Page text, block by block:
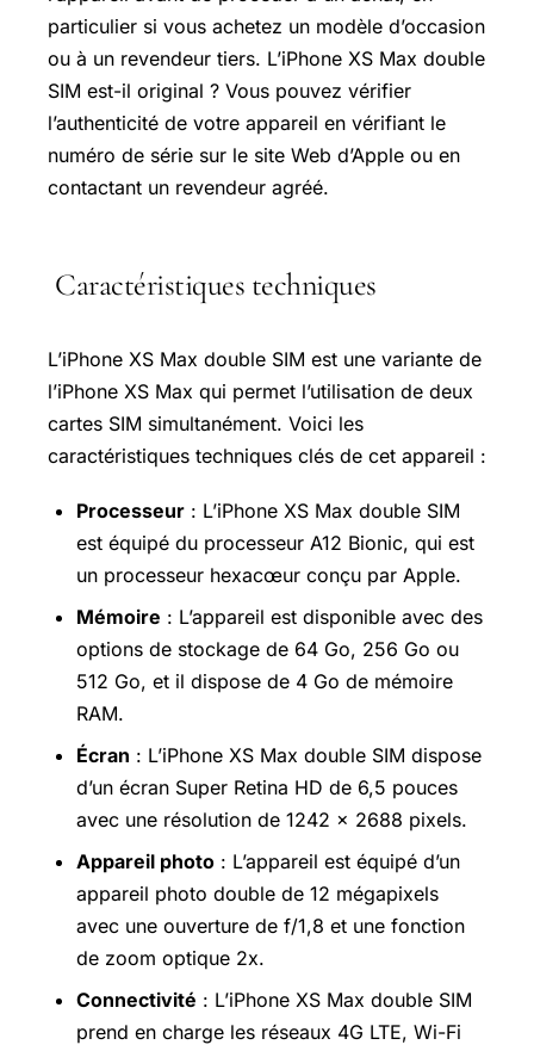
particulier si vous achetez un modèle d’occasion
ou à un revendeur tiers. L’iPhone XS Max double
SIM est-il original ? Vous pouvez vérifier
l’authenticité de votre appareil en vérifiant le
numéro de série sur le site Web d’Apple ou en
contactant un revendeur agréé.
Caractéristiques techniques
L’iPhone XS Max double SIM est une variante de
l’iPhone XS Max qui permet l’utilisation de deux
cartes SIM simultanément. Voici les
caractéristiques techniques clés de cet appareil :
Processeur : L’iPhone XS Max double SIM
est équipé du processeur A12 Bionic, qui est
un processeur hexacœur conçu par Apple.
Mémoire : L’appareil est disponible avec des
options de stockage de 64 Go, 256 Go ou
512 Go, et il dispose de 4 Go de mémoire
RAM.
Écran : L’iPhone XS Max double SIM dispose
d’un écran Super Retina HD de 6,5 pouces
avec une résolution de 1242 x 2688 pixels.
Appareil photo : L’appareil est équipé d’un
appareil photo double de 12 mégapixels
avec une ouverture de f/1,8 et une fonction
de zoom optique 2x.
Connectivité : L’iPhone XS Max double SIM
prend en charge les réseaux 4G LTE, Wi-Fi